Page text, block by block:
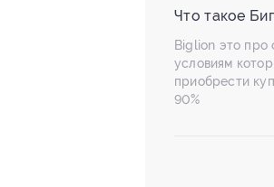
Что такое
Biglion это про
условиям
приобрести
90%